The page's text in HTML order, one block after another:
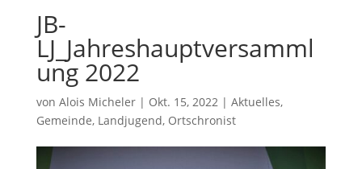
JB-
LJ_Jahreshauptversamml
ung 2022
von Alois Micheler| Okt. 15, 2022| Aktuelles,
Gemeinde, Landjugend, Ortschronist